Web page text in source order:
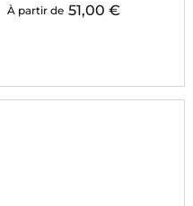
À partir de 51,00 €